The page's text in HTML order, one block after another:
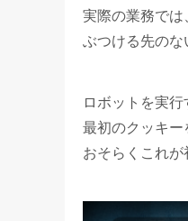
実際の業務では
ぶつける先の
ロボットを実
最初のクッキ
おそらくこれが